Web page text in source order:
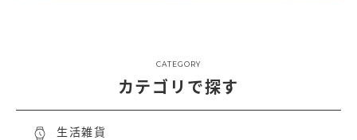
CATEGORY
カテゴリで探す
生活雑貨